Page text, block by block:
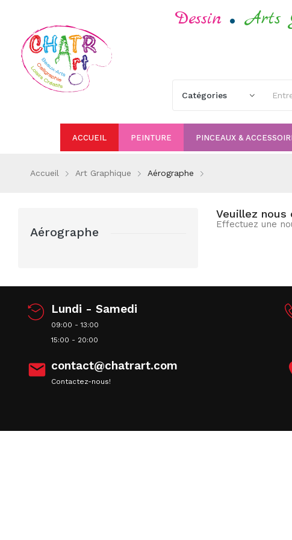
Dessin Arts
ACCUEIL PEINTURE PINCEAUX &
Accueil Art Graphique Aérographe
Aérographe
Veuillez nous
Effectuez une
Lundi - Samedi
09:00 - 13:00
15:00 - 20:00
 contact@chatrart.com
Contactez-nous!